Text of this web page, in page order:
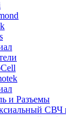
и Разъемы
СВЧ